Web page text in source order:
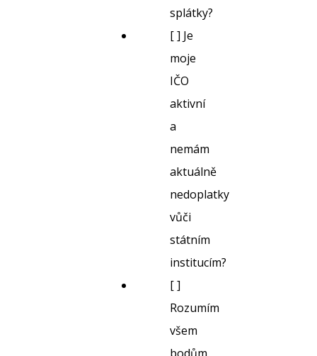
splátky?
[ ] Je
moje
IČO
aktivní
a
nemám
aktuálně
nedoplatky
vůči
státním
institucím?
[ ]
Rozumím
všem